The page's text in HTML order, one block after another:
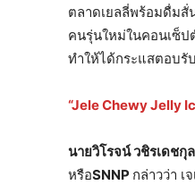
ตลาดเยลลี่พร้อมดื่มสั่
คนรุ่นใหม่ในคอนเซ็ป
ทำให้ได้กระแสตอบรั
“Jele Chewy Jelly
นายวิโรจน์ วชิรเดชกุ
หรือSNNP กล่าวว่า เ